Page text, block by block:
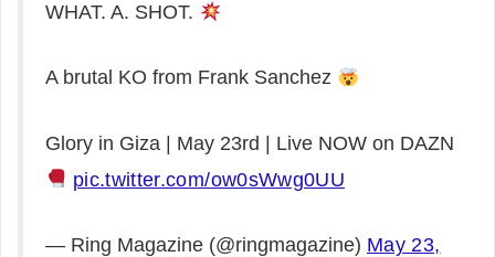
WHAT. A. SHOT.
A brutal KO from Frank Sanchez
Glory in Giza | May 23rd | Live NOW on DAZN
pic.twitter.com/ow0sWwg0UU
— Ring Magazine (@ringmagazine) May 23,